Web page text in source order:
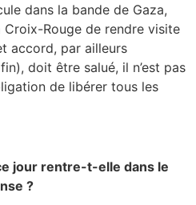
dans la bande de Gaza,
Rouge de rendre visite
accord, par ailleurs
doit être salué, il n’est pas
de libérer tous les
jour rentre-t-elle dans le
?